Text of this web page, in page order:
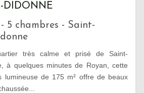
DIDONNE
- 5 chambres - Saint-
très calme et prisé de Saint-
à quelques minutes de Royan, cette
lumineuse de 175 m² offre de beaux